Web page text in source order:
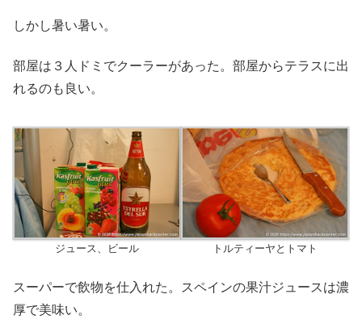
しかし暑い暑い。
部屋は３人ドミでクーラーがあった。部屋からテラスに出
れるのも良い。
ジュース、ビール トルティーヤとトマト
スーパーで飲物を仕入れた。スペインの果汁ジュースは濃
厚で美味い。